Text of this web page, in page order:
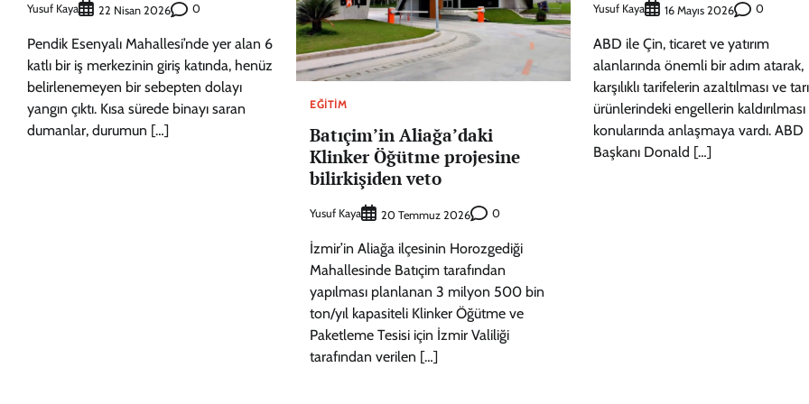
Yusuf Kaya 22 Nisan 2026 0
Pendik Esenyalı Mahallesi’nde yer alan 6
katlı bir iş merkezinin giriş katında, henüz
belirlenemeyen bir sebepten dolayı
yangın çıktı. Kısa sürede binayı saran
dumanlar, durumun […]
EĞITIM
Batıçim’in Aliağa’daki
Klinker Öğütme projesine
bilirkişiden veto
Yusuf Kaya 20 Temmuz 2026 0
İzmir’in Aliağa ilçesinin Horozgediği
Mahallesinde Batıçim tarafından
yapılması planlanan 3 milyon 500 bin
ton/yıl kapasiteli Klinker Öğütme ve
Paketleme Tesisi için İzmir Valiliği
tarafından verilen […]
Yusuf Kaya 16 Mayıs 2026 0
ABD ile Çin, ticaret ve yatırım
alanlarında önemli bir adım atarak,
karşılıklı tarifelerin azaltılması ve
ürünlerindeki engellerin kaldırılması
konularında anlaşmaya vardı. ABD
Başkanı Donald […]